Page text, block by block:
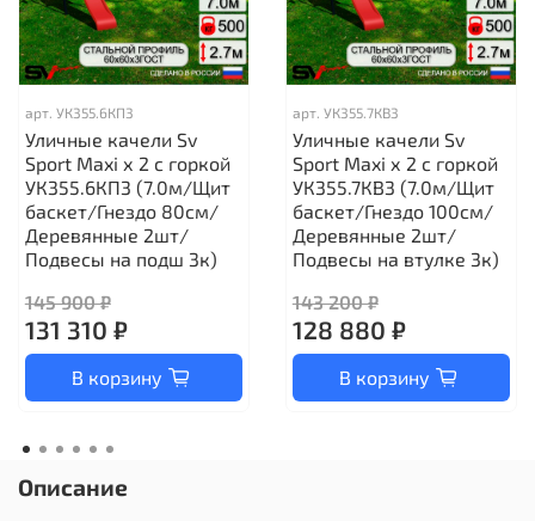
арт. УК355.6КП3
Уличные качели Sv
Sport Maxi х 2 с горкой
УК355.6КП3 (7.0м/Щит
баскет/Гнездо 80см/
Деревянные 2шт/
Подвесы на подш 3к)
145 900 ₽
131 310 ₽
В корзину
арт. УК355.7КВ3
Уличные качели Sv
Sport Maxi х 2 с горкой
УК355.7КВ3 (7.0м/Щит
баскет/Гнездо 100см/
Деревянные 2шт/
Подвесы на втулке 3к)
143 200 ₽
128 880 ₽
В корзину
Описание